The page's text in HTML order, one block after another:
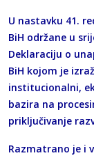
U nastavku 41.
BiH održane u
Deklaraciju o
BiH kojom je
institucionalni,
bazira na
priključivanje
Razmatrano je i